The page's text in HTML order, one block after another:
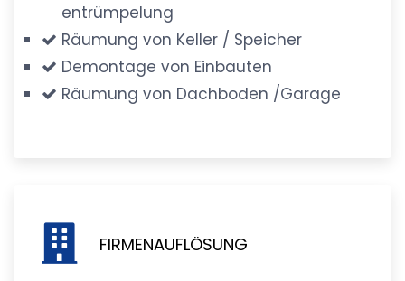
entrümpelung
Räumung von Keller / Speicher
Demontage von Einbauten
Räumung von Dachboden /Garage
FIRMENAUFLÖSUNG